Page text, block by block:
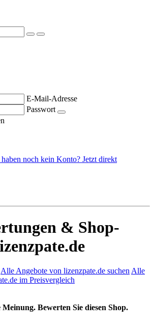
E-Mail-Adresse
Passwort
haben noch kein Konto? Jetzt direkt
& Shop-
Alle Angebote von lizenzpate.de suchen Alle
im Preisvergleich
Bewerten Sie diesen Shop.